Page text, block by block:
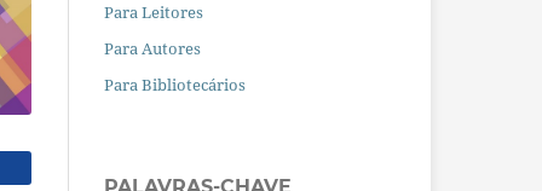
Para Leitores
Para Autores
Para Bibliotecários